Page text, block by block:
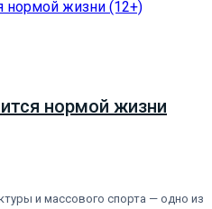
нормой жизни
и массового спорта — одно из